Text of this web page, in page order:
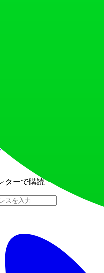
上の言語間で画像テキス
ぐ枠を確保！
ターで購読